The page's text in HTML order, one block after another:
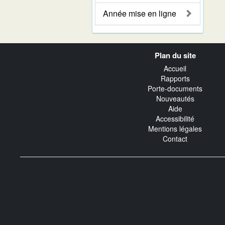
Année mise en ligne
Plan du site
Accueil
Rapports
Porte-documents
Nouveautés
Aide
Accessibilité
Mentions légales
Contact